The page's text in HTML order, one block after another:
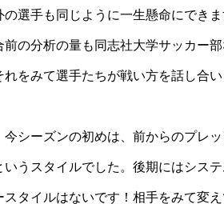
選手も同じように一生懸命にできま
前の分析の量も同志社大学サッカー
れをみて選手たちが戦い方を話し合い
今シーズンの初めは、前からのプレ
うスタイルでした。 後期にはシス
タイルはないです！ 相手をみて変